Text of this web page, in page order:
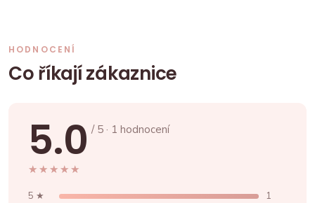
HODNOCENÍ
Co říkají zákaznice
5.0 / 5 · 1 hodnocení
★★★★★
★★★★★
5 ★
1